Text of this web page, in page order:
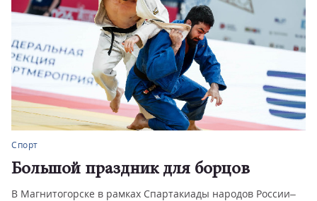
Спорт
Большой праздник для борцов
В Магнитогорске в рамках Спартакиады народов России–